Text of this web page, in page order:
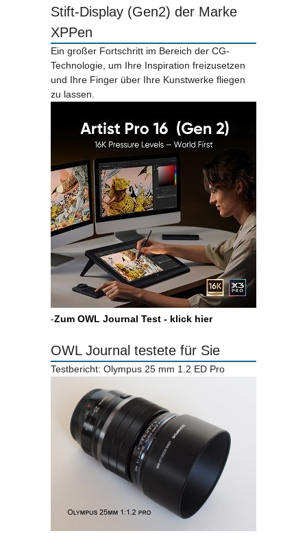
Stift-Display (Gen2) der Marke
XPPen
Ein großer Fortschritt im Bereich der CG-
Technologie, um Ihre Inspiration freizusetzen
und Ihre Finger über Ihre Kunstwerke fliegen
zu lassen.
-Zum OWL Journal Test - klick hier
OWL Journal testete für Sie
Testbericht: Olympus 25 mm 1.2 ED Pro